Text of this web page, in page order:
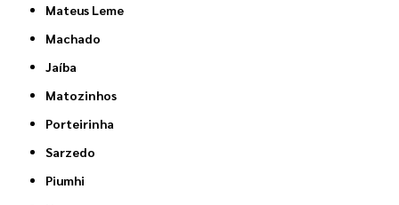
Mateus Leme
Machado
Jaíba
Matozinhos
Porteirinha
Sarzedo
Piumhi